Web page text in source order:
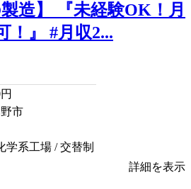
造】 『未経験OK！月
！』 #月収2...
円
市
学系工場 / 交替制
詳細を表示